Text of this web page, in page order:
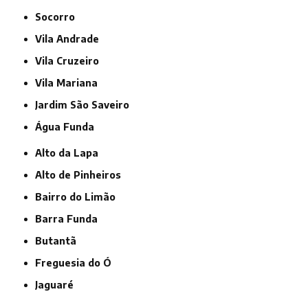
Socorro
Vila Andrade
Vila Cruzeiro
Vila Mariana
jardim São Saveiro
Água Funda
Alto da Lapa
Alto de Pinheiros
Bairro do Limão
Barra Funda
Butantã
Freguesia do Ó
Jaguaré